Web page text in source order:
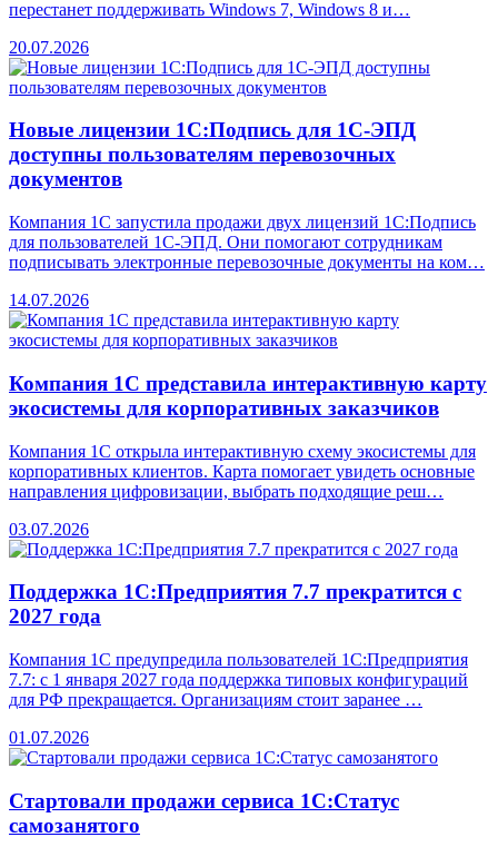
перестанет поддерживать Windows 7, Windows 8 и…
20.07.2026
Новые лицензии 1С:Подпись для 1С-ЭПД
доступны пользователям перевозочных
документов
Компания 1С запустила продажи двух лицензий 1С:Подпись
для пользователей 1С-ЭПД. Они помогают сотрудникам
подписывать электронные перевозочные документы на ком…
14.07.2026
Компания 1С представила интерактивную карту
экосистемы для корпоративных заказчиков
Компания 1С открыла интерактивную схему экосистемы для
корпоративных клиентов. Карта помогает увидеть основные
направления цифровизации, выбрать подходящие реш…
03.07.2026
Поддержка 1С:Предприятия 7.7 прекратится с
2027 года
Компания 1С предупредила пользователей 1С:Предприятия
7.7: с 1 января 2027 года поддержка типовых конфигураций
для РФ прекращается. Организациям стоит заранее …
01.07.2026
Стартовали продажи сервиса 1С:Статус
самозанятого